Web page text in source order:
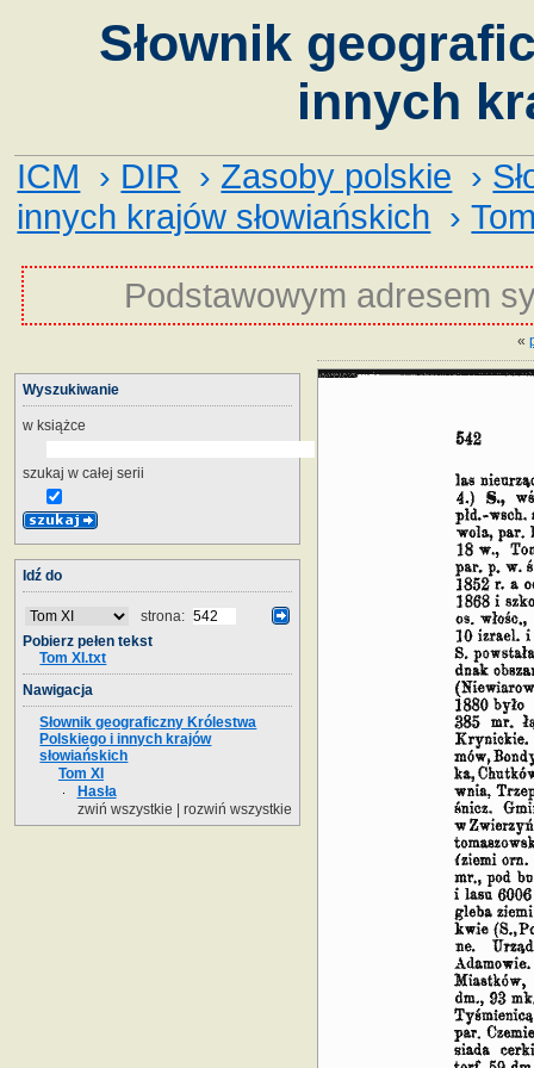
Słownik
innych
ICM › DIR › Zasoby polskie ›
innych krajów słowiańskich ›
Podstawowym adresem
«
Wyszukiwanie
w książce
szukaj w całej serii
Idź do
strona:
Pobierz pełen tekst
Tom XI.txt
Nawigacja
Słownik geograficzny Królestwa
Polskiego i innych krajów
słowiańskich
Tom XI
Hasła
zwiń wszystkie
rozwiń wszystkie